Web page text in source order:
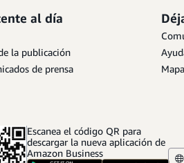
al día
la publicación
de prensa
Escanea el código QR para
descargar la nueva aplicación de
Amazon Business